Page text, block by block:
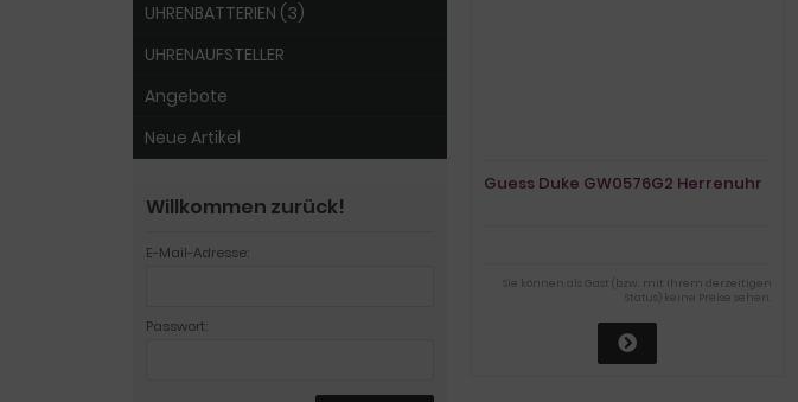
Guess Duke GW0576G2 Herrenuhr
Sie können als Gast (bzw. mit Ihrem derzeitigen
Status) keine Preise sehen.
UHRENBATTERIEN (3)
UHRENAUFSTELLER
Angebote
Neue Artikel
Willkommen zurück!
E-Mail-Adresse:
Passwort: